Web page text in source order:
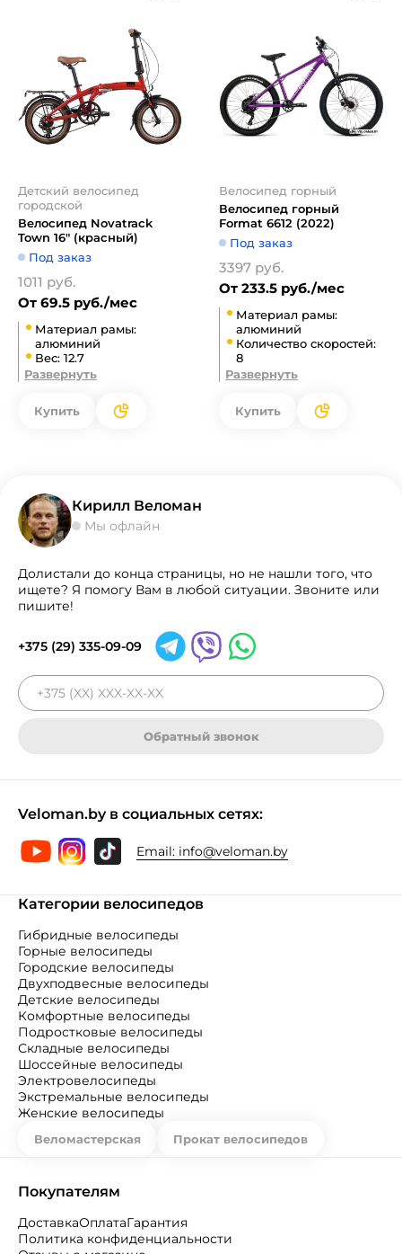
Детский велосипед
городской
Велосипед Novatrack
Town 16" (красный)
Под заказ
1011 руб.
От 69.5 руб./мес
Материал рамы:
алюминий
Вес: 12.7
Развернуть
Купить
Велосипед горный
Велосипед горный
Format 6612 (2022)
Под заказ
3397 руб.
От 233.5 руб./мес
Материал рамы:
алюминий
Количество скоростей:
8
Развернуть
Купить
Кирилл Веломан
Мы офлайн
Долистали до конца страницы, но не нашли того, что
ищете? Я помогу Вам в любой ситуации. Звоните или
пишите!
+375 (29) 335-09-09
Обратный звонок
Veloman.by в социальных сетях:
Email: info@veloman.by
Категории велосипедов
Гибридные велосипеды
Горные велосипеды
Городские велосипеды
Двухподвесные велосипеды
Детские велосипеды
Комфортные велосипеды
Подростковые велосипеды
Складные велосипеды
Шоссейные велосипеды
Электровелосипеды
Экстремальные велосипеды
Женские велосипеды
Веломастерская Прокат велосипедов
Покупателям
ДоставкаОплатаГарантия
Политика конфиденциальности